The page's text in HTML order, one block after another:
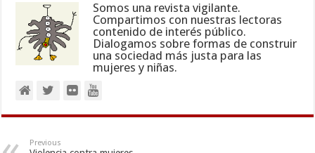
Somos una revista vigilante.
Compartimos con nuestras lectoras
contenido de interés público.
Dialogamos sobre formas de construir
una sociedad más justa para las
mujeres y niñas.
Previous